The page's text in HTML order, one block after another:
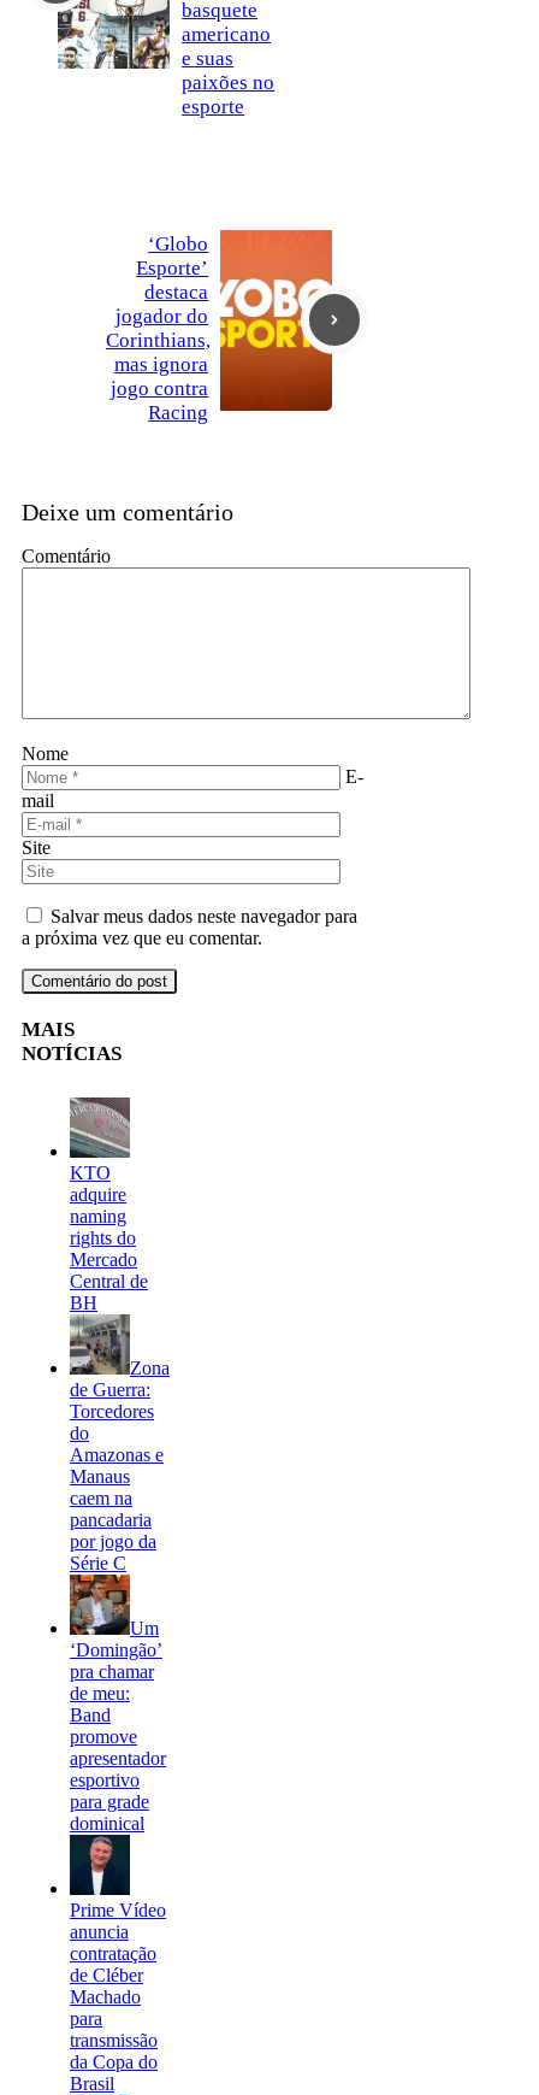
basquete
americano
e suas
paixões no
esporte
‘Globo
Esporte’
destaca
jogador do
Corinthians,
mas ignora
jogo contra
Racing
Deixe um comentário
Comentário
Nome
E-
mail
Site
Salvar meus dados neste navegador para
a próxima vez que eu comentar.
MAIS
NOTÍCIAS
KTO
adquire
naming
rights do
Mercado
Central de
BH
Zona
de Guerra:
Torcedores
do
Amazonas e
Manaus
caem na
pancadaria
por jogo da
Série C
Um
‘Domingão’
pra chamar
de meu:
Band
promove
apresentador
esportivo
para grade
dominical
Prime Vídeo
anuncia
contratação
de Cléber
Machado
para
transmissão
da Copa do
Brasil